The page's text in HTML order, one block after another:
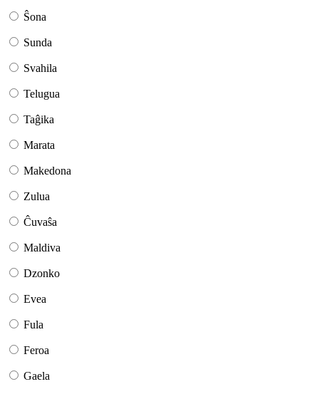
Ŝona
Sunda
Svahila
Telugua
Taĝika
Marata
Makedona
Zulua
Ĉuvaŝa
Maldiva
Dzonko
Evea
Fula
Feroa
Gaela